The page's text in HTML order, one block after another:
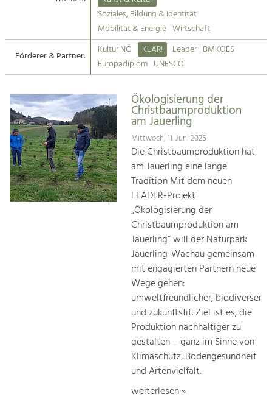
Suche
Impressum
Kontakt
Angebotsentwicklung und
Handwerk, Wissenschaft und Forschung.
Soziales, Bildung &
Identität
Gleichberechtigung, Jugend und
Integration
Mobilität & Energie
Klimawandel, öffentlicher Verkehr und
Steigerung regionaler Wertschöpfung
Soziales, Bildung & Identität
Mobilität & Energie Wirtschaft
Förderer & Partner:
Kultur NÖ KLAR! Leader BMKOES
Europadiplom UNESCO
Ökologisierung der
Christbaumproduktion
am Jauerling
Mittwoch, 11. Juni 2025
Die Christbaumproduktion hat
am Jauerling eine lange
Tradition Mit dem neuen
LEADER-Projekt
„Ökologisierung der
Christbaumproduktion am
Jauerling“ will der Naturpark
Jauerling-Wachau gemeinsam
mit engagierten Partnern neue
Wege gehen:
umweltfreundlicher, biodiverser
und zukunftsfit. Ziel ist es, die
Produktion nachhaltiger zu
gestalten – ganz im Sinne von
Klimaschutz, Bodengesundheit
und Artenvielfalt.
weiterlesen »